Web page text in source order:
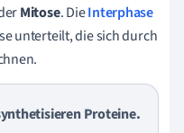
Mitose. DieInterphase
unterteilt, die sich durch
Proteine.